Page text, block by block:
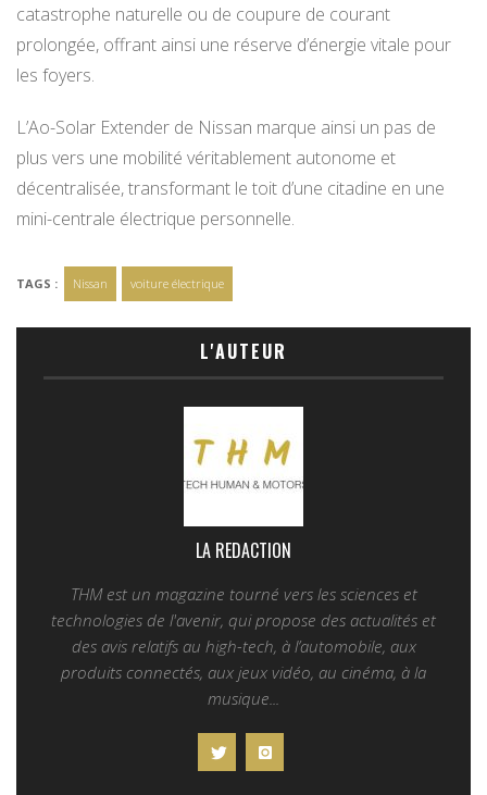
catastrophe naturelle ou de coupure de courant
prolongée, offrant ainsi une réserve d’énergie vitale pour
les foyers.
L’Ao-Solar Extender de Nissan marque ainsi un pas de
plus vers une mobilité véritablement autonome et
décentralisée, transformant le toit d’une citadine en une
mini-centrale électrique personnelle.
TAGS : Nissan voiture électrique
L'AUTEUR
LA REDACTION
THM est un magazine tourné vers les sciences et
technologies de l'avenir, qui propose des actualités et
des avis relatifs au high-tech, à l’automobile, aux
produits connectés, aux jeux vidéo, au cinéma, à la
musique...